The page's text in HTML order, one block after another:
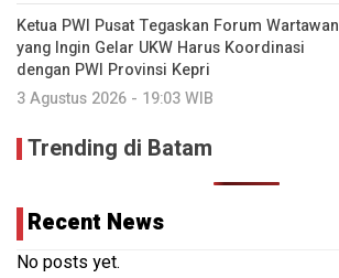
Ketua PWI Pusat Tegaskan Forum Wartawan
yang Ingin Gelar UKW Harus Koordinasi
dengan PWI Provinsi Kepri
3 Agustus 2026 - 19:03 WIB
Trending di Batam
Recent News
No posts yet.